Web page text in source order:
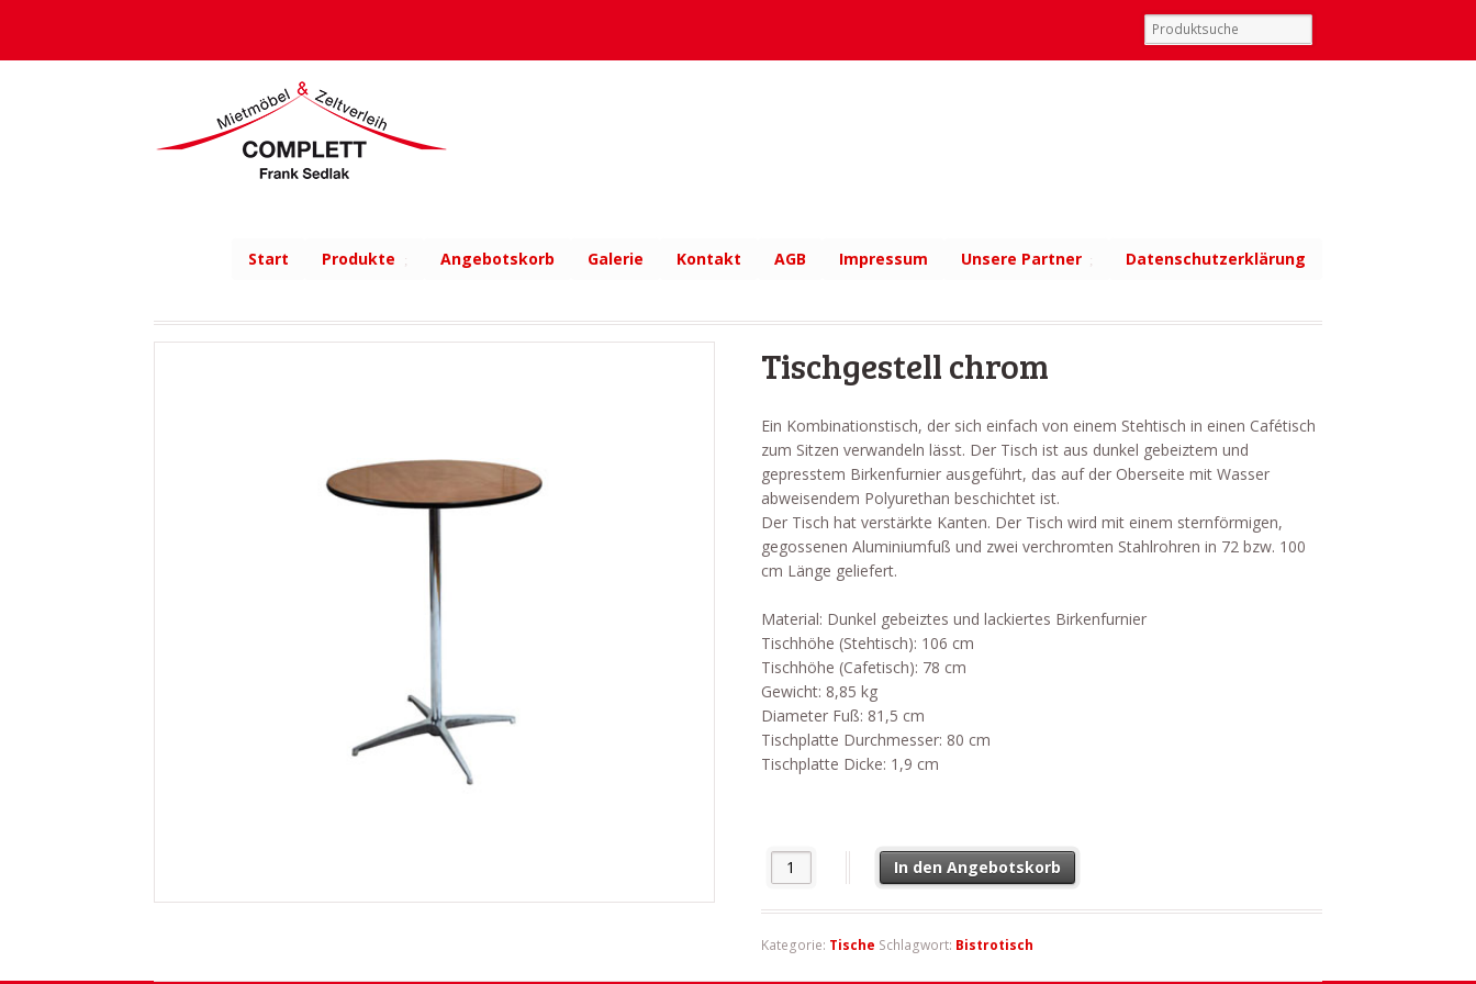
Start Produkte Angebotskorb Galerie Kontakt AGB Impressum Unsere Partner Datenschutzerklärung
Tischgestell chrom
Ein Kombinationstisch, der sich einfach von einem Stehtisch in einen Cafétisch
zum Sitzen verwandeln lässt. Der Tisch ist aus dunkel gebeiztem und
gepresstem Birkenfurnier ausgeführt, das auf der Oberseite mit Wasser
abweisendem Polyurethan beschichtet ist.
Der Tisch hat verstärkte Kanten. Der Tisch wird mit einem sternförmigen,
gegossenen Aluminiumfuß und zwei verchromten Stahlrohren in 72 bzw. 100
cm Länge geliefert.
Material: Dunkel gebeiztes und lackiertes Birkenfurnier
Tischhöhe (Stehtisch): 106 cm
Tischhöhe (Cafetisch): 78 cm
Gewicht: 8,85 kg
Diameter Fuß: 81,5 cm
Tischplatte Durchmesser: 80 cm
Tischplatte Dicke: 1,9 cm
Tischgestell chrom MengeIn den Angebotskorb
Kategorie: Tische Schlagwort: Bistrotisch